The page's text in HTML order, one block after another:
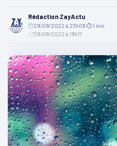
Rédaction ZayActu
29/09/2022 à 23h09 ⏱ 1 min
29/09/2022 à 19h17